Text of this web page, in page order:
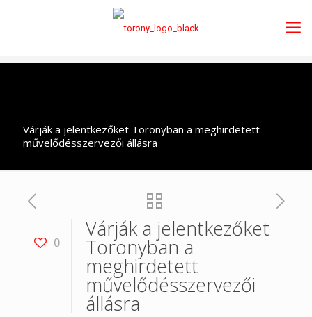
Várják a jelentkezőket Toronyban a meghirdetett
művelődésszervezői állásra
0
Várják a jelentkezőket
Toronyban a
meghirdetett
művelődésszervezői
állásra